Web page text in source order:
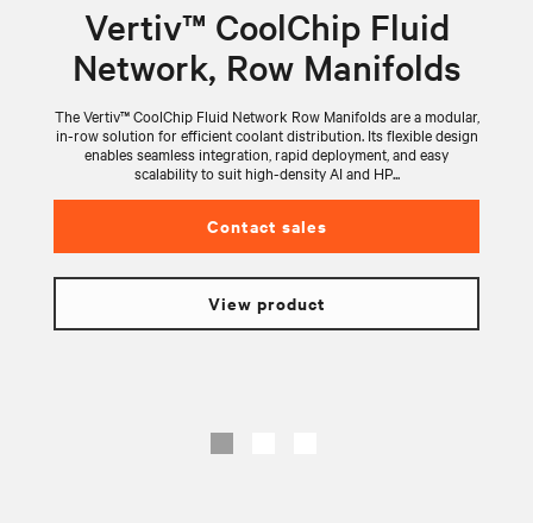
Vertiv™ CoolChip Fluid
Network, Row Manifolds
The Vertiv™ CoolChip Fluid Network Row Manifolds are a modular,
in-row solution for efficient coolant distribution. Its flexible design
enables seamless integration, rapid deployment, and easy
scalability to suit high-density AI and HP...
Contact sales
View product